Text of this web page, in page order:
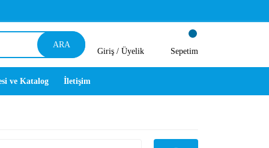
ARA
Giriş / Üyelik Sepetim
ve Katalog İletişim